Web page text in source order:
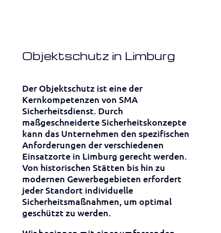
Objektschutz in Limburg
Der Objektschutz ist eine der
Kernkompetenzen von SMA
Sicherheitsdienst. Durch
maßgeschneiderte Sicherheitskonzepte
kann das Unternehmen den spezifischen
Anforderungen der verschiedenen
Einsatzorte in Limburg gerecht werden.
Von historischen Stätten bis hin zu
modernen Gewerbegebieten erfordert
jeder Standort individuelle
Sicherheitsmaßnahmen, um optimal
geschützt zu werden.